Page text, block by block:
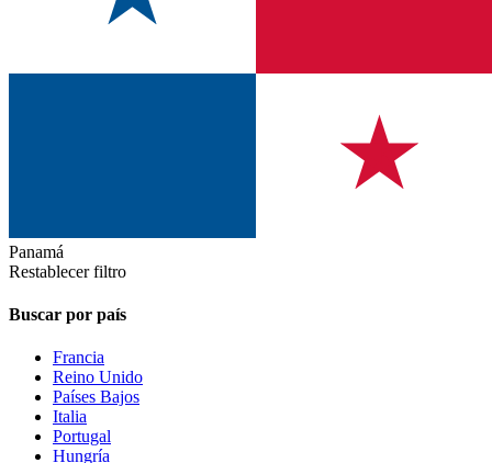
Panamá
Restablecer filtro
Buscar por país
Francia
Reino Unido
Países Bajos
Italia
Portugal
Hungría